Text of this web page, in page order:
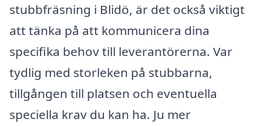
stubbfräsning i Blidö, är det också viktigt
att tänka på att kommunicera dina
specifika behov till leverantörerna. Var
tydlig med storleken på stubbarna,
tillgången till platsen och eventuella
speciella krav du kan ha. Ju mer